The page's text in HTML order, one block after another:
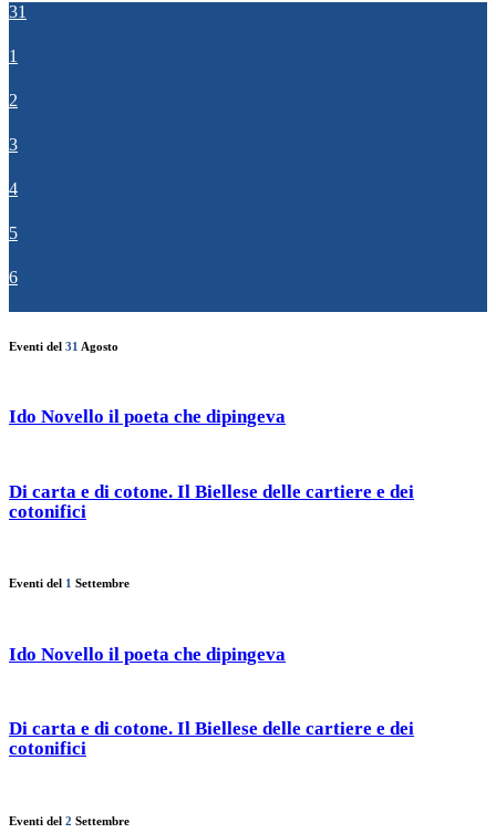
31
1
2
3
4
5
6
Eventi del 31 Agosto
Ido Novello il poeta che dipingeva
Di carta e di cotone. Il Biellese delle cartiere e dei
cotonifici
Eventi del 1 Settembre
Ido Novello il poeta che dipingeva
Di carta e di cotone. Il Biellese delle cartiere e dei
cotonifici
Eventi del 2 Settembre